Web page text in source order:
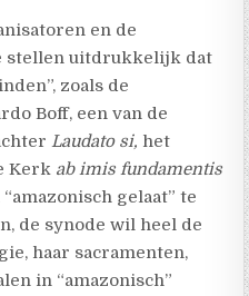
en de
stellen uitdrukkelijk dat
zoals de
Boff, een van de
Laudato si, het
Kerk ab imis fundamentis
gelaat” te
de synode wil heel de
haar sacramenten,
in “amazonisch”